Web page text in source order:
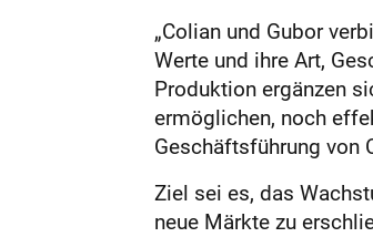
„Colian und Gubor
Werte und ihre Art,
Produktion ergänzen
ermöglichen, noch
Geschäftsführung von
Ziel sei es, das
neue Märkte zu